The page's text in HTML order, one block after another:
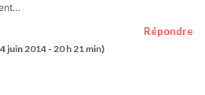
juin 2014 - 20 h 21 min)
Répondre